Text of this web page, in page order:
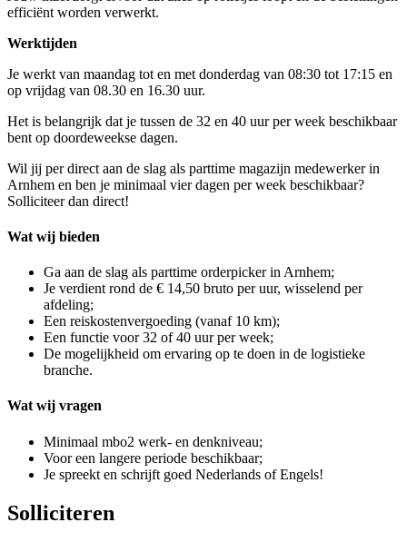
efficiënt worden verwerkt.
Werktijden
Je werkt van maandag tot en met donderdag van 08:30 tot 17:15 en
op vrijdag van 08.30 en 16.30 uur.
Het is belangrijk dat je tussen de 32 en 40 uur per week beschikbaar
bent op doordeweekse dagen.
Wil jij per direct aan de slag als parttime magazijn medewerker in
Arnhem en ben je minimaal vier dagen per week beschikbaar?
Solliciteer dan direct!
Wat wij bieden
Ga aan de slag als parttime orderpicker in Arnhem;
Je verdient rond de € 14,50 bruto per uur, wisselend per
afdeling;
Een reiskostenvergoeding (vanaf 10 km);
Een functie voor 32 of 40 uur per week;
De mogelijkheid om ervaring op te doen in de logistieke
branche.
Wat wij vragen
Minimaal mbo2 werk- en denkniveau;
Voor een langere periode beschikbaar;
Je spreekt en schrijft goed Nederlands of Engels!
Solliciteren